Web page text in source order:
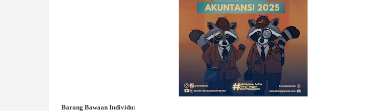
Barang Bawaan Individu: